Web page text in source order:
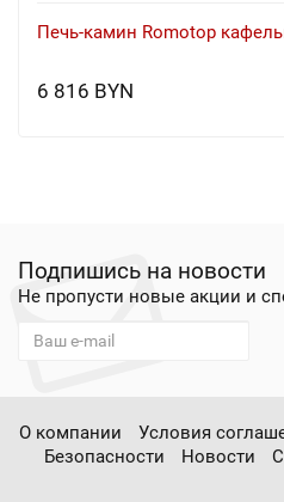
Печь-камин Romotop
6 816 BYN
Подпишись на новости
Не пропусти новые акции и
О компании Условия
Безопасности
Новости